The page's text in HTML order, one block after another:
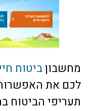
מחשבוןביטוח
לכם את
תעריפי הביטוח